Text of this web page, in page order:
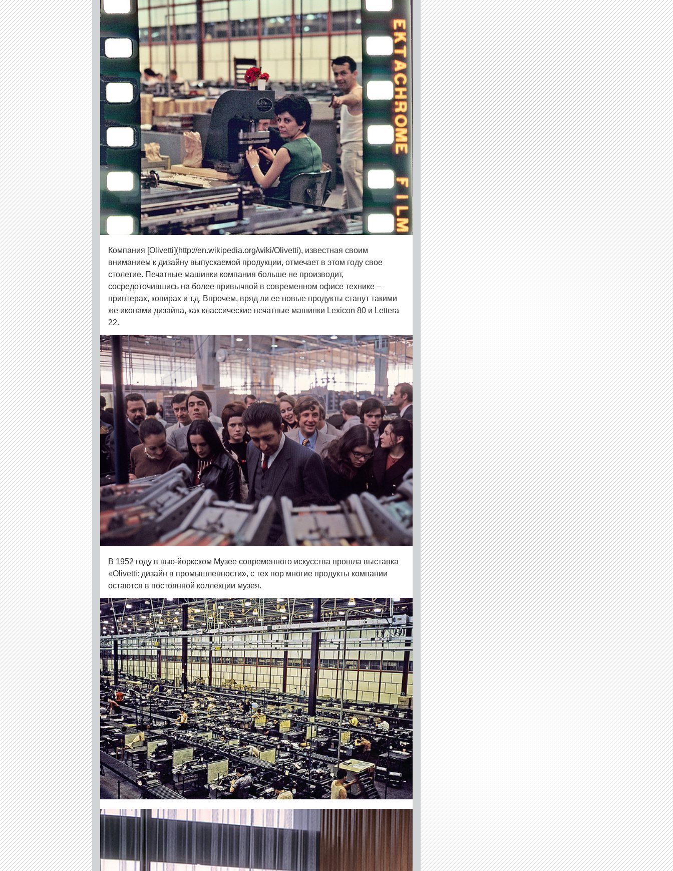
Компания [Olivetti](http://en.wikipedia.org/wiki/Olivetti), известная своим
вниманием к дизайну выпускаемой продукции, отмечает в этом году свое
столетие. Печатные машинки компания больше не производит,
сосредоточившись на более привычной в современном офисе технике –
принтерах, копирах и т.д. Впрочем, вряд ли ее новые продукты станут такими
же иконами дизайна, как классические печатные машинки Lexicon 80 и Lettera
22.
В 1952 году в нью-йоркском Музее современного искусства прошла выставка
«Olivetti: дизайн в промышленности», с тех пор многие продукты компании
остаются в постоянной коллекции музея.